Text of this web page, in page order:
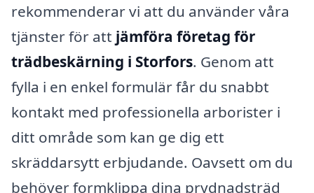
rekommenderar vi att du använder våra
tjänster för att jämföra företag för
trädbeskärning i Storfors. Genom att
fylla i en enkel formulär får du snabbt
kontakt med professionella arborister i
ditt område som kan ge dig ett
skräddarsytt erbjudande. Oavsett om du
behöver formklippa dina prydnadsträd